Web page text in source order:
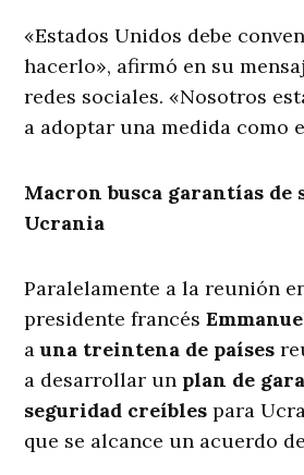
«Estados Unidos debe
hacerlo», afirmó en su
redes sociales. «Nosotros
a adoptar una medida como
Macron busca garantías de
Ucrania
Paralelamente a la reunión
presidente francés
auna treintena de países
a desarrollar un plan de
seguridad creíbles para
que se alcance un acuerdo